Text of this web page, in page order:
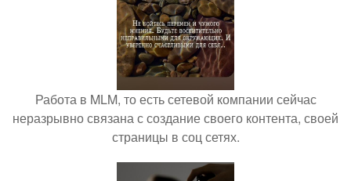
Работа в MLM, то есть сетевой компании сейчас
неразрывно связана с создание своего контента, своей
страницы в соц сетях.